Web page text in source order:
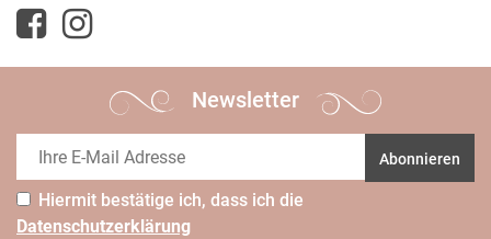
Newsletter
Abonnieren
Hiermit bestätige ich, dass ich die
Daten­schutz­erklärung